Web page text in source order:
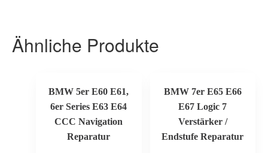
Ähnliche Produkte
BMW 5er E60 E61,
6er Series E63 E64
CCC Navigation
Reparatur
BMW 7er E65 E66
E67 Logic 7
Verstärker /
Endstufe Reparatur